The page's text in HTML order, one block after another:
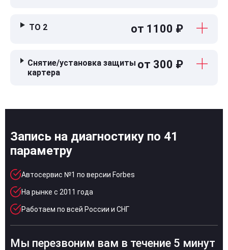
ТО 2 от 1100 ₽
Снятие/установка защиты
картера
от 300 ₽
Запись на диагностику по 41
параметру
Автосервис №1 по версии Forbes
На рынке с 2011 года
Работаем по всей России и СНГ
Мы перезвоним вам в течение 5 минут